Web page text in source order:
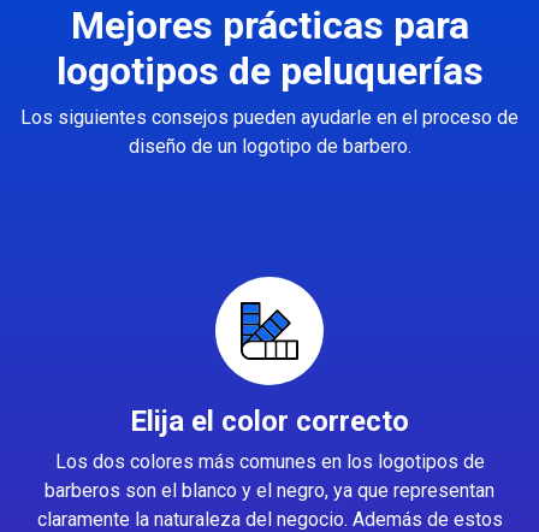
Mejores prácticas para
logotipos de peluquerías
Los siguientes consejos pueden ayudarle en el proceso de
diseño de un logotipo de barbero.
Elija el color correcto
Los dos colores más comunes en los logotipos de
barberos son el blanco y el negro, ya que representan
claramente la naturaleza del negocio. Además de estos